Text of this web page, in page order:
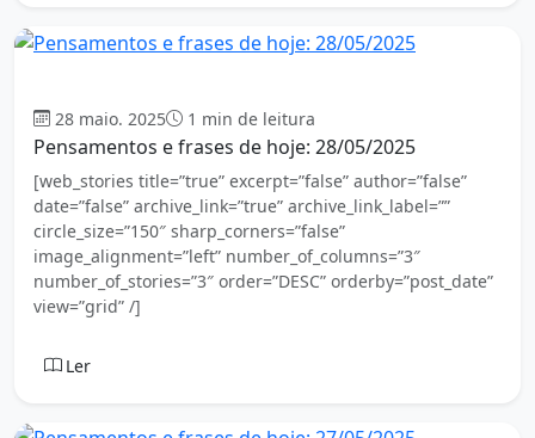
28 maio. 2025 1 min de leitura
Pensamentos e frases de hoje: 28/05/2025
[web_stories title=”true” excerpt=”false” author=”false”
date=”false” archive_link=”true” archive_link_label=””
circle_size=”150″ sharp_corners=”false”
image_alignment=”left” number_of_columns=”3″
number_of_stories=”3″ order=”DESC” orderby=”post_date”
view=”grid” /]
Ler